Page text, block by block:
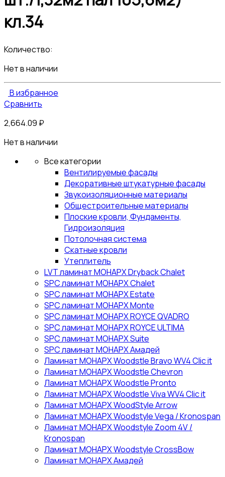
кл.34
Количество:
Нет в наличии
В избранное
Сравнить
2,664.09 ₽
Нет в наличии
Все категории
Вентилируемые фасады
Декоративные штукатурные фасады
Звукоизоляционные материалы
Общестроительные материалы
Плоские кровли, Фундаменты,
Гидроизоляция
Потолочная система
Скатные кровли
Утеплитель
LVT ламинат МОНАРХ Dryback Chalet
SPC ламинат МОНАРХ Chalet
SPC ламинат МОНАРХ Estate
SPC ламинат МОНАРХ Monte
SPC ламинат МОНАРХ ROYCE QVADRO
SPC ламинат МОНАРХ ROYCE ULTIMA
SPC ламинат МОНАРХ Suite
SPC ламинат МОНАРХ Амадей
Ламинат МОНАРХ Woodstle Bravo WV4 Clic it
Ламинат МОНАРХ Woodstle Chevron
Ламинат МОНАРХ Woodstle Pronto
Ламинат МОНАРХ Woodstle Viva WV4 Clic it
Ламинат МОНАРХ WoodStyle Arrow
Ламинат МОНАРХ Woodstyle Vega / Kronospan
Ламинат МОНАРХ Woodstyle Zoom 4V /
Kronospan
Ламинат МОНАРХ Woodstyle СrossBow
Ламинат МОНАРХ Амадей